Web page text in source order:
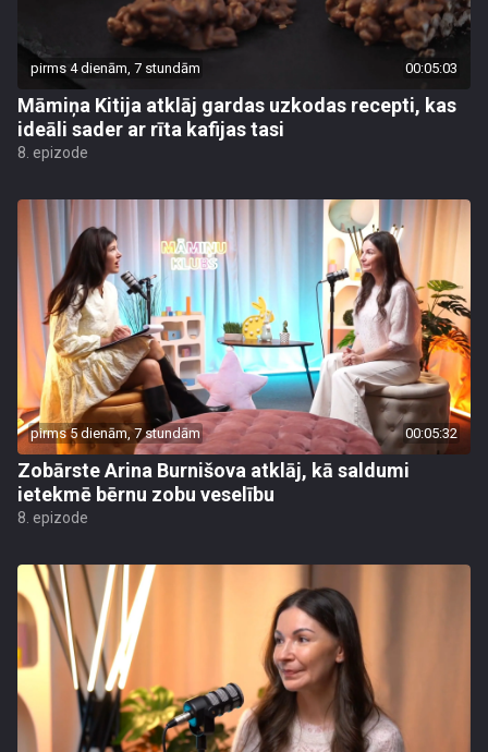
pirms 4 dienām, 7 stundām 00:05:03
Māmiņa Kitija atklāj gardas uzkodas recepti, kas
ideāli sader ar rīta kafijas tasi
8. epizode
pirms 5 dienām, 7 stundām 00:05:32
Zobārste Arina Burnišova atklāj, kā saldumi
ietekmē bērnu zobu veselību
8. epizode